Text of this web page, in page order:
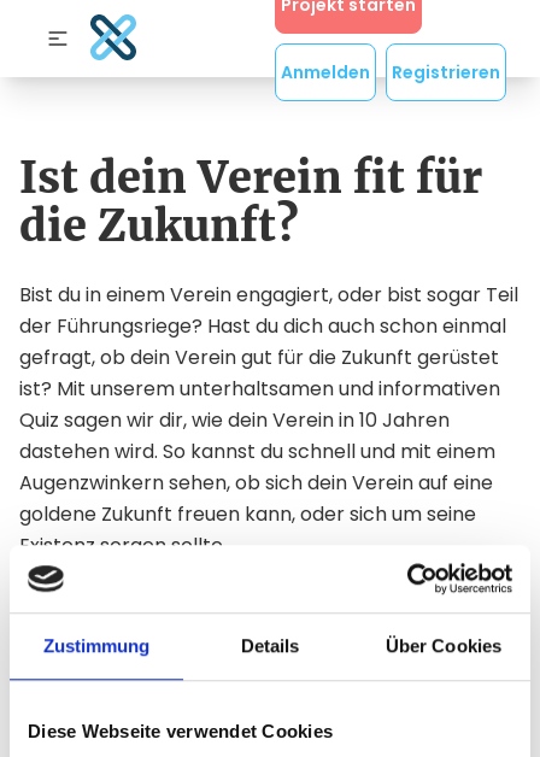
Zustimmung Details Über Cookies
Diese Webseite verwendet Cookies
Projekt starten
Anmelden Registrieren
Ist dein Verein fit für
die Zukunft?
Bist du in einem Verein engagiert, oder bist sogar Teil
der Führungsriege? Hast du dich auch schon einmal
gefragt, ob dein Verein gut für die Zukunft gerüstet
ist? Mit unserem unterhaltsamen und informativen
Quiz sagen wir dir, wie dein Verein in 10 Jahren
dastehen wird. So kannst du schnell und mit einem
Augenzwinkern sehen, ob sich dein Verein auf eine
goldene Zukunft freuen kann, oder sich um seine
Existenz sorgen sollte.
Hier gehts zum Quiz
Wie steht dein Verein in 10
Teile diesen Beitrag gerne, wenn dir das Quiz gefallen
Quiz richtig gut gefallen? - Dann abonniere rechts